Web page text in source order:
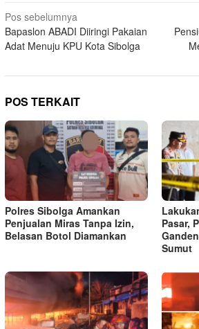
Navigasi
pos
Pos sebelumnya
Bapaslon ABADI Diiringi Pakaian
Adat Menuju KPU Kota Sibolga
POS TERKAIT
Polres Sibolga Amankan
Penjualan Miras Tanpa Izin,
Belasan Botol Diamankan
Pasar,
Sumut